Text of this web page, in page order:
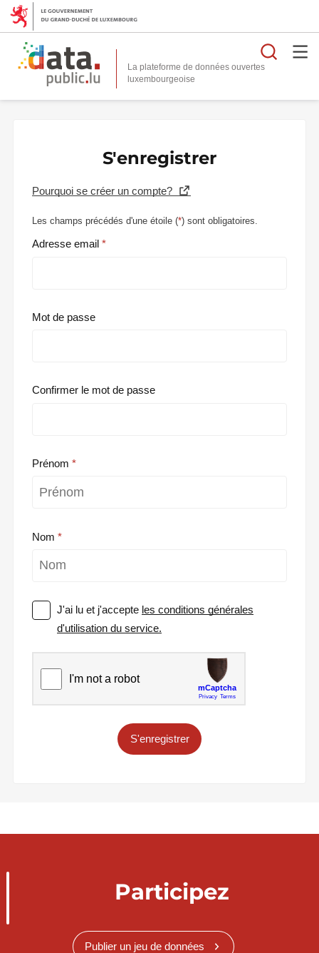
La plateforme de données ouvertes
S'enregistrer
Pourquoi se créer un compte?
Les champs précédés d'une étoile (*) sont obligatoires.
Adresse email
Mot de passe
Confirmer le mot de passe
Prénom
Nom
J'ai lu et j'accepte les conditions générales
d'utilisation du service.
S'enregistrer
Participez
Publier un jeu de données